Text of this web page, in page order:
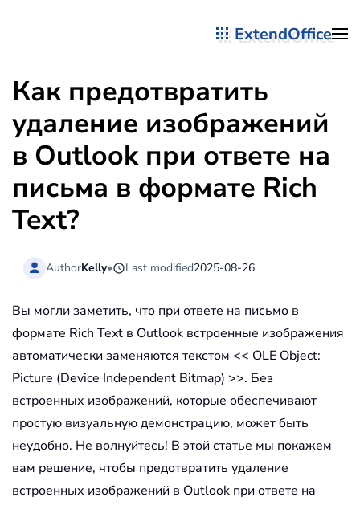
ExtendOffice
Как предотвратить
удаление изображений
в Outlook при ответе на
письма в формате Rich
Text?
AuthorKelly• Last modified2025-08-26
Вы могли заметить, что при ответе на письмо в
формате Rich Text в Outlook встроенные изображения
автоматически заменяются текстом << OLE Object:
Picture (Device Independent Bitmap) >>. Без
встроенных изображений, которые обеспечивают
простую визуальную демонстрацию, может быть
неудобно. Не волнуйтесь! В этой статье мы покажем
вам решение, чтобы предотвратить удаление
встроенных изображений в Outlook при ответе на